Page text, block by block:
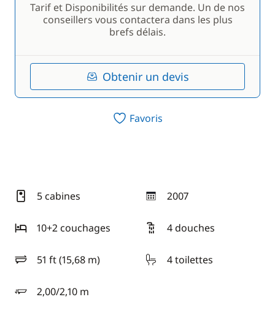
Tarif et Disponibilités sur demande. Un de nos
conseillers vous contactera dans les plus
brefs délais.
Obtenir un devis
Favoris
5 cabines 2007
année
10+2 couchages
4 douches
51 ft (15,68 m)
longueur 4 toilettes
2,00/2,10 m
tirant d'eau